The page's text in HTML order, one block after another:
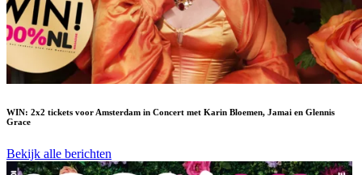
WIN: 2x2 tickets voor Amsterdam in Concert met Karin Bloemen, Jamai en Glennis
Grace
Bekijk alle berichten